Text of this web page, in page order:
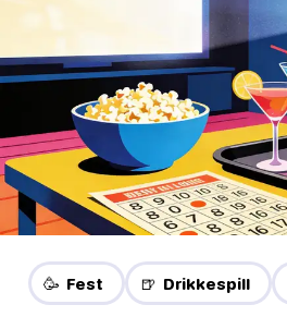
🥳 Fest 🍺 Drikkespill